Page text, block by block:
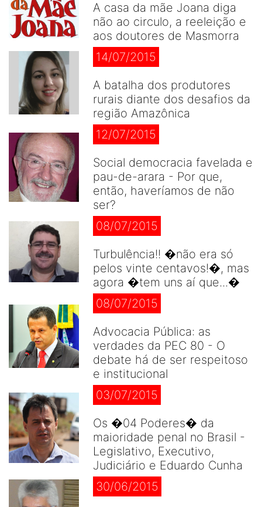
A casa da mãe Joana diga
não ao circulo, a reeleição e
aos doutores de Masmorra
14/07/2015
A batalha dos produtores
rurais diante dos desafios da
região Amazônica
12/07/2015
Social democracia favelada e
pau-de-arara - Por que,
então, haveríamos de não
ser?
08/07/2015
Turbulência!! �não era só
pelos vinte centavos!�, mas
agora �tem uns aí que...�
08/07/2015
Advocacia Pública: as
verdades da PEC 80 - O
debate há de ser respeitoso
e institucional
03/07/2015
Os �04 Poderes� da
maioridade penal no Brasil -
Legislativo, Executivo,
Judiciário e Eduardo Cunha
30/06/2015